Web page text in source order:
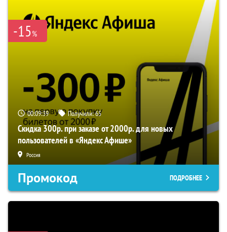
-15%
00:09:39 Получили:65
Скидка 300р. при заказе от 2000р. для новых
пользователей в «Яндекс Афише»
Россия
Промокод ПОДРОБНЕЕ